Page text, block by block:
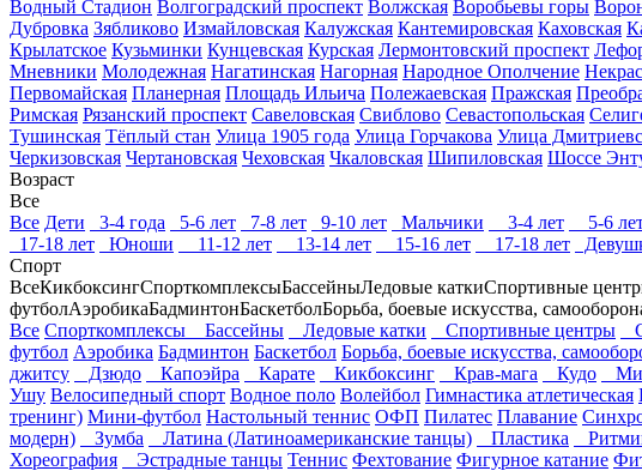
Водный Стадион Волгоградский проспект Волжская Воробьевы горы
Дубровка Зябликово Измайловская Калужская Кантемировская Каховская
Крылатское Кузьминки Кунцевская Курская Лермонтовский проспект
Мневники Молодежная Нагатинская Нагорная Народное Ополчение
Первомайская Планерная Площадь Ильича Полежаевская Пражская
Римская Рязанский проспект Савеловская Свиблово Севастопольская
Тушинская Тёплый стан Улица 1905 года Улица Горчакова Улица
Черкизовская Чертановская Чеховская Чкаловская Шипиловская Шоссе
Возраст
Все
Все Дети 3-4 года 5-6 лет 7-8 лет 9-10 лет Мальчики 3-4 лет 5-6
17-18 лет
Юноши 11-12 лет 13-14 лет 15-16 лет 17-18 лет
Спорт
ВсеКикбоксингСпорткомплексыБассейныЛедовые каткиСпортивные
футболАэробикаБадминтонБаскетболБорьба, боевые искусства,
Все Спорткомплексы Бассейны Ледовые катки Спортивные центры
футбол Аэробика Бадминтон Баскетбол Борьба, боевые искусства,
джитсу
Дзюдо Капоэйра Карате Кикбоксинг Крав-мага Кудо
Ушу Велосипедный спорт Водное поло Волейбол Гимнастика атлетическая
тренинг) Мини-футбол Настольный теннис ОФП Пилатес Плавание
модерн)
Зумба Латина (Латиноамериканские танцы) Пластика
Хореография
Эстрадные танцы Теннис Фехтование Фигурное катание